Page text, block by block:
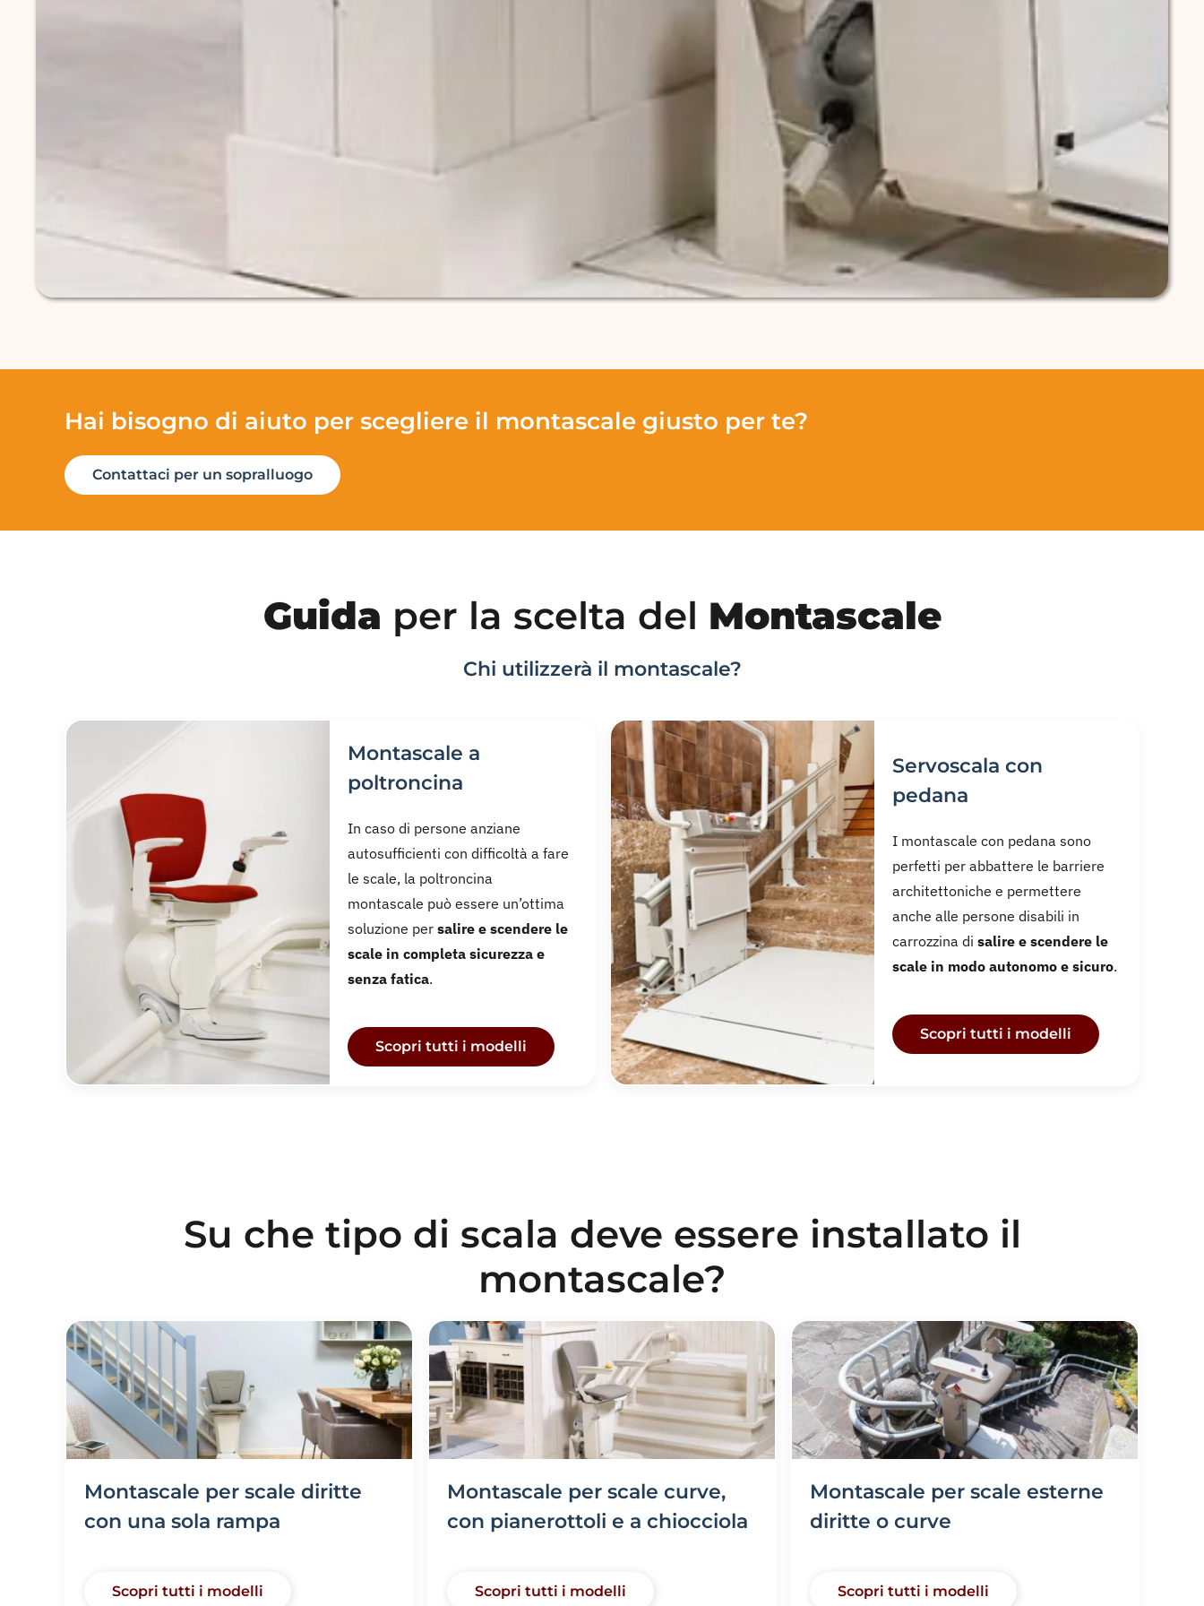
Hai bisogno di aiuto per scegliere il montascale giusto per te?
Contattaci per un sopralluogo
Guida per la scelta del Montascale
Chi utilizzerà il montascale?
Montascale a
poltroncina
In caso di persone anziane
autosufficienti con difficoltà a fare
le scale, la poltroncina
montascale può essere un’ottima
soluzione persalire e scendere le
scale in completa sicurezza e
senza fatica.
Scopri tutti i modelli
Servoscala con
pedana
I montascale con pedana sono
perfetti per abbattere le barriere
architettoniche e permettere
anche alle persone disabili in
carrozzina di salire e scendere le
scale in modo autonomo e sicuro.
Scopri tutti i modelli
Su che tipo di scala deve essere installato il
montascale?
Montascale per scale diritte
con una sola rampa
Scopri tutti i modelli
Montascale per scale curve,
con pianerottoli e a chiocciola
Scopri tutti i modelli
Montascale per scale esterne
diritte o curve
Scopri tutti i modelli